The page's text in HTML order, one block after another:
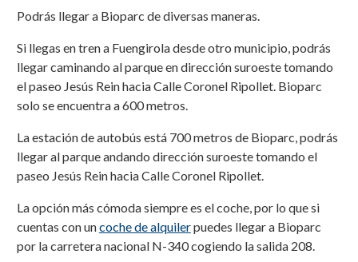
Podrás llegar a Bioparc de diversas maneras.
Si llegas en tren a Fuengirola desde otro municipio, podrás
llegar caminando al parque en dirección suroeste tomando
el paseo Jesús Rein hacia Calle Coronel Ripollet. Bioparc
solo se encuentra a 600 metros.
La estación de autobús está 700 metros de Bioparc, podrás
llegar al parque andando dirección suroeste tomando el
paseo Jesús Rein hacia Calle Coronel Ripollet.
La opción más cómoda siempre es el coche, por lo que si
cuentas con uncoche de alquilerpuedes llegar a Bioparc
por la carretera nacional N-340 cogiendo la salida 208.